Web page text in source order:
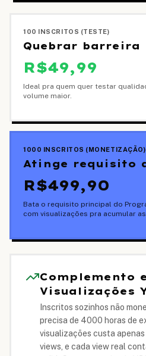
100 INSCRITOS (TESTE)
Quebrar
R$49,99
Ideal pra quem quer testar
volume maior.
1000 INSCRITOS (MONETIZAÇÃO)
Atinge requisito
R$499,90
Bata o requisito principal do
com visualizações pra acumular
Complemento
Visualizações
Inscritos sozinhos não
precisa de 4000 horas de
visualizações custa apenas
views, e cada view real